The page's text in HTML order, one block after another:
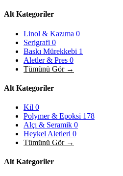
Alt Kategoriler
Linol & Kazıma 0
Serigrafi 0
Baskı Mürekkebi 1
Aletler & Pres 0
Tümünü Gör →
Alt Kategoriler
Kil 0
Polymer & Epoksi 178
Alçı & Seramik 0
Heykel Aletleri 0
Tümünü Gör →
Alt Kategoriler